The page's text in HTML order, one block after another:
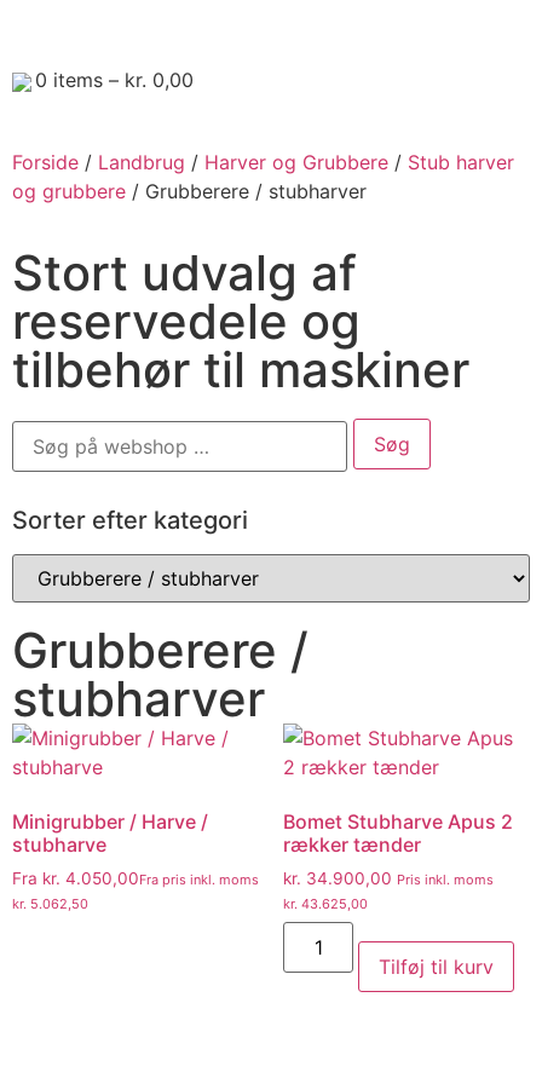
0 items – kr. 0,00
Forside / Landbrug / Harver og Grubbere / Stub harver
og grubbere / Grubberere / stubharver
Stort udvalg af
reservedele og
tilbehør til maskiner
Sorter efter kategori
Grubberere /
stubharver
Minigrubber / Harve /
stubharve
Fra kr. 4.050,00Fra pris inkl. moms
kr. 5.062,50
Bomet Stubharve Apus 2
rækker tænder
kr. 34.900,00 Pris inkl. moms
kr. 43.625,00
Tilføj til kurv